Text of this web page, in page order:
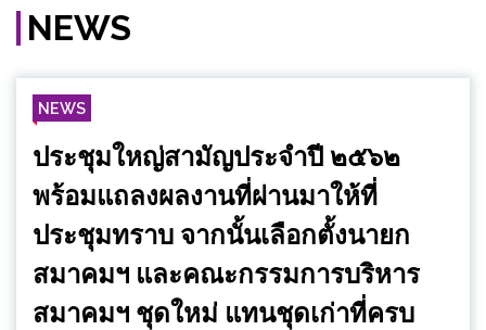
NEWS
NEWS
ประชุมใหญ่สามัญประจำปี ๒๕๖๒
พร้อมแถลงผลงานที่ผ่านมาให้ที่
ประชุมทราบ จากนั้นเลือกตั้งนายก
สมาคมฯ และคณะกรรมการบริหาร
สมาคมฯ ชุดใหม่ แทนชุดเก่าที่ครบ